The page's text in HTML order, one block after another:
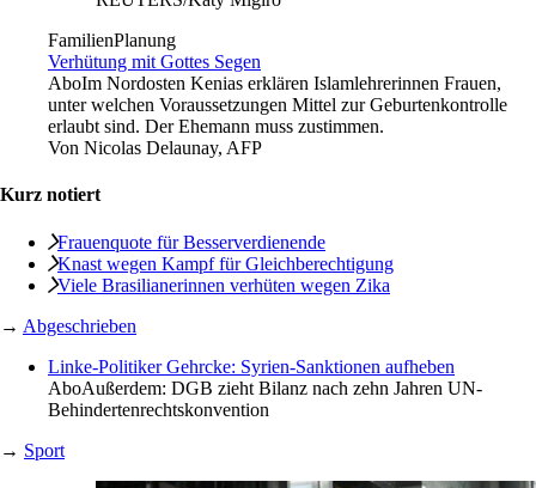
FamilienPlanung
Verhütung mit Gottes Segen
AboIm Nordosten Kenias erklären Islamlehrerinnen Frauen,
unter welchen Voraussetzungen Mittel zur Geburtenkontrolle
erlaubt sind. Der Ehemann muss zustimmen.
Von Nicolas Delaunay, AFP
Kurz notiert
Frauenquote für ­Besserverdienende
Knast wegen Kampf für Gleichberechtigung
Viele Brasilianerinnen verhüten wegen Zika
→ Abgeschrieben
Linke-Politiker Gehrcke: Syrien-Sanktionen aufheben
AboAußerdem: DGB zieht Bilanz nach zehn Jahren UN-
Behindertenrechtskonvention
→ Sport